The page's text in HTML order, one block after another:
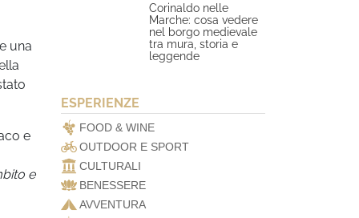
una
e
e
Corinaldo nelle
Marche: cosa vedere
nel borgo medievale
tra mura, storia e
leggende
ESPERIENZE
FOOD & WINE
OUTDOOR E SPORT
CULTURALI
BENESSERE
AVVENTURA